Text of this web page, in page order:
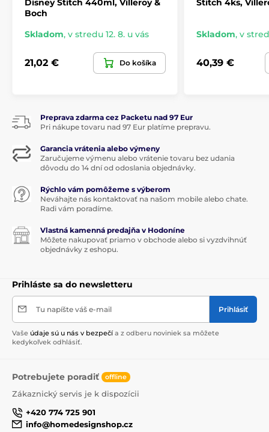
Boch
Skladom, v stredu 12. 8. u vás
21,02 € Do košíka
Skladom, v
40,39 €
Preprava zdarma cez Packetu nad 97 Eur
Pri nákupe tovaru nad 97 Eur platíme prepravu.
Garancia vrátenia alebo výmeny
Zaručujeme výmenu alebo vrátenie tovaru bez udania
dôvodu do 14 dní od odoslania objednávky.
Rýchlo vám pomôžeme s výberom
Neváhajte nás kontaktovať na našom mobile alebo chate.
Radi vám poradíme.
Vlastná kamenná predajňa v Hodoníne
Môžete nakupovať priamo v obchode alebo si vyzdvihnúť
objednávky z eshopu.
Prihláste sa do newsletteru
Tu napíšte váš e-mail Prihlásiť
Vaše údaje sú u nás v bezpečí a z odberu noviniek sa môžete
kedykoľvek odhlásiť.
Potrebujete poradiť offline
Zákaznický servis je k dispozícii
+420 774 725 901
info@homedesignshop.cz